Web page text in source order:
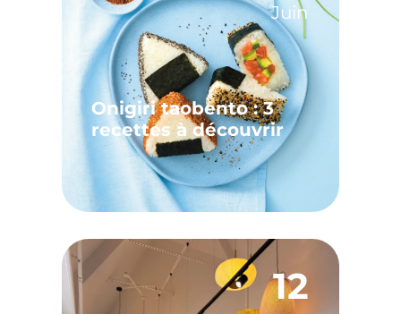
Juin
Onigiri taobento : 3
recettes à découvrir
12